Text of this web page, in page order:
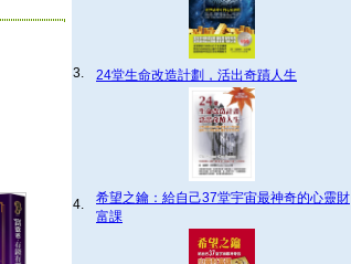
3. 24堂生命改造計劃，活出奇蹟人生
4.
希望之鑰：給自己37堂宇宙最神奇的心靈財
富課